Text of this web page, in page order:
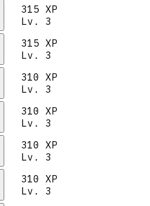
315 XP
Lv. 3
315 XP
Lv. 3
310 XP
Lv. 3
310 XP
Lv. 3
310 XP
Lv. 3
310 XP
Lv. 3